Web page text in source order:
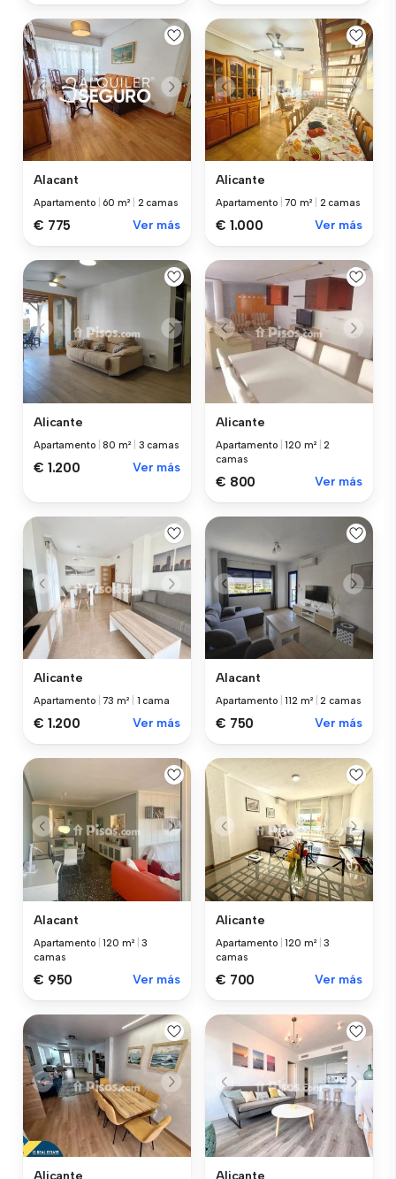
Alacant
Apartamento 60 m² 2 camas
€ 775 Ver más
Alicante
Apartamento |70 m² 2 camas
€ 1.000 Ver más
Alicante
Apartamento |80 m² 3 camas
€ 1.200 Ver más
Alicante
Apartamento |120 m² |2
camas
€ 800 Ver más
Alicante
Apartamento |73 m² 1 cama
€ 1.200 Ver más
Alacant
Apartamento |112 m² |2 camas
€ 750 Ver más
Alacant
Apartamento |120 m² |3
camas
€ 950 Ver más
Alicante
Apartamento |120 m² |3
camas
€ 700 Ver más
Alicante Alicante